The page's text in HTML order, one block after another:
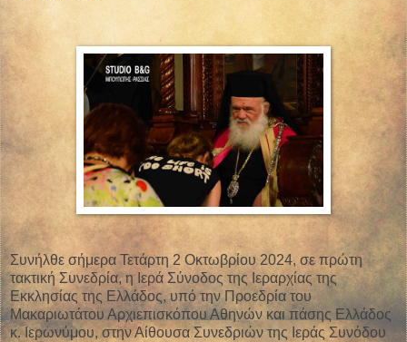
Συνήλθε σήμερα Τετάρτη 2 Οκτωβρίου 2024, σε πρώτη
τακτική Συνεδρία, η Ιερά Σύνοδος της Ιεραρχίας της
Εκκλησίας της Ελλάδος, υπό την Προεδρία του
Μακαριωτάτου Αρχιεπισκόπου Αθηνών και πάσης Ελλάδος
κ. Ιερωνύμου, στην Αίθουσα Συνεδριών της Ιεράς Συνόδου